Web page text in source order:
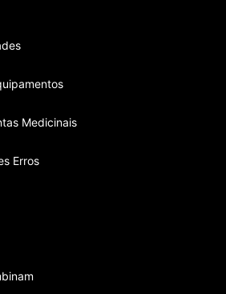
Medicinais
Erros